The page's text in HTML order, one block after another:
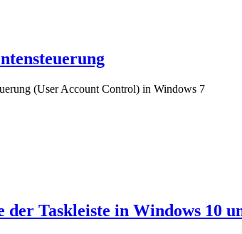
(User Account Control) in Windows 7
der Taskleiste in Windows 10